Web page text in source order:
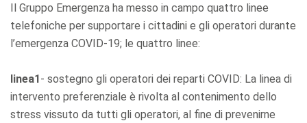
Il Gruppo Emergenza ha messo in campo quattro linee
telefoniche per supportare i cittadini e gli operatori durante
l’emergenza COVID-19; le quattro linee:
linea1- sostegno gli operatori dei reparti COVID: La linea di
intervento preferenziale è rivolta al contenimento dello
stress vissuto da tutti gli operatori, al fine di prevenirne